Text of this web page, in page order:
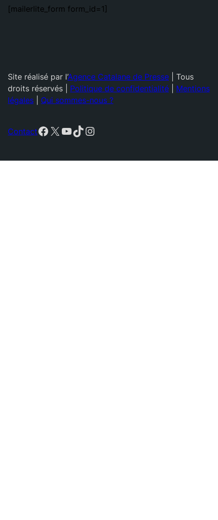
[mailerlite_form form_id=1]
Site réalisé par l’Agence Catalane de Presse | Tous
droits réservés | Politique de confidentialité
Mentions
légales
Qui sommes-nous ?
ContactFacebook
X YouTube
TikTok
Instagram